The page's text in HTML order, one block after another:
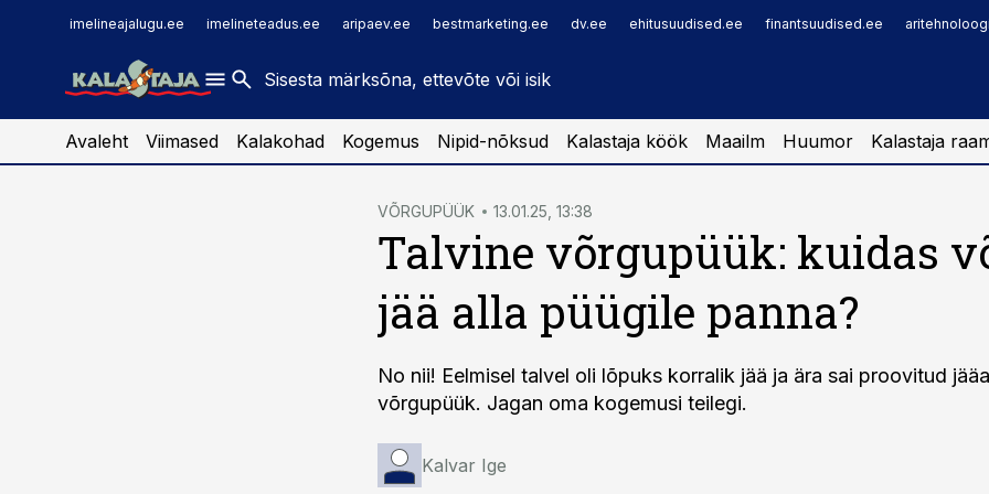
imelineajalugu.ee imelineteadus.ee aripaev.ee bestmarketing.ee dv.ee ehitusuudised.ee finantsuudised.ee
imelineteadus.ee
kaubandus.ee
toostusuudised.ee
Avaleht Viimased Kalakohad Kogemus Nipid-nõksud Kalastaja köök Maailm Huumor Kalastaja
VÕRGUPÜÜK 13.01.25, 13:38
Talvine võrgupüük: kuidas
jää alla püügile panna?
No nii! Eelmisel talvel oli lõpuks korralik jää ja ära sai proovitud
võrgupüük. Jagan oma kogemusi teilegi.
Kalvar Ige